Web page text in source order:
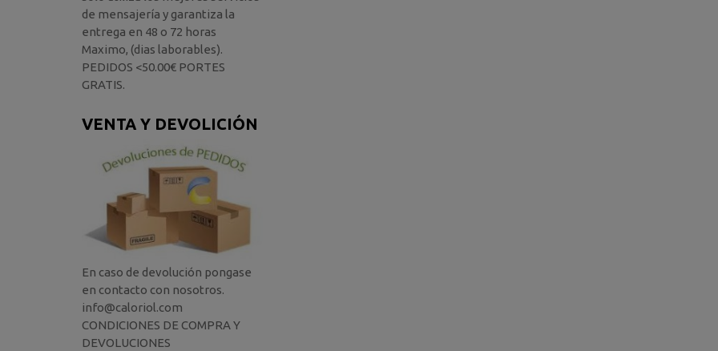
de mensajería y garantiza la
entrega en 48 o 72 horas
Maximo, (dias laborables).
PEDIDOS <50.00€ PORTES
GRATIS.
VENTA Y DEVOLICIÓN
En caso de devolución pongase
en contacto con nosotros.
info@caloriol.com
CONDICIONES DE COMPRA Y
DEVOLUCIONES